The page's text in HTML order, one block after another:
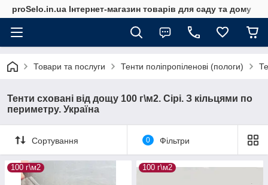
proSelo.in.ua Інтернет-магазин товарів для саду та дому
Товари та послуги Тенти поліпропіленові (пологи)
Тенти сховані від дощу 100 г\м2. Сірі. З кільцями по
периметру. Україна
Сортування 0 Фільтри
100 г\м2 100 г\м2